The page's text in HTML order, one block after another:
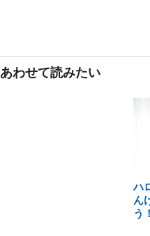
あわせて読みたい
ハ
ん
う！